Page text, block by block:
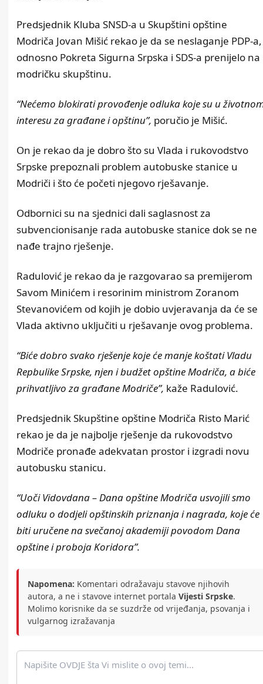
Predsjednik Kluba SNSD-a u Skupštini opštine
Modriča Jovan Mišić rekao je da se neslaganje PDP-a,
odnosno Pokreta Sigurna Srpska i SDS-a prenijelo na
modričku skupštinu.
“Nećemo blokirati provođenje odluka koje su u
interesu za građane i opštinu”, poručio je Mišić.
On je rekao da je dobro što su Vlada i rukovodstvo
Srpske prepoznali problem autobuske stanice u
Modriči i što će početi njegovo rješavanje.
Odbornici su na sjednici dali saglasnost za
subvencionisanje rada autobuske stanice dok se ne
nađe trajno rješenje.
Radulović je rekao da je razgovarao sa premijerom
Savom Minićem i resorinim ministrom Zoranom
Stevanovićem od kojih je dobio uvjeravanja da će se
Vlada aktivno uključiti u rješavanje ovog problema.
“Biće dobro svako rješenje koje će manje koštati Vladu
Repbulike Srpske, njen i budžet opštine Modriča, a biće
prihvatljivo za građane Modriče”, kaže Radulović.
Predsjednik Skupštine opštine Modriča Risto Marić
rekao je da je najbolje rješenje da rukovodstvo
Modriče pronađe adekvatan prostor i izgradi novu
autobusku stanicu.
“Uoči Vidovdana – Dana opštine Modriča usvojili smo
odluku o dodjeli opštinskih priznanja i nagrada, koje će
biti uručene na svečanoj akademiji povodom Dana
opštine i proboja Koridora”.
Napomena: Komentari odražavaju stavove njihovih
autora, a ne i stavove internet portala Vijesti Srpske.
Molimo korisnike da se suzdrže od vrijeđanja, psovanja i
vulgarnog izražavanja